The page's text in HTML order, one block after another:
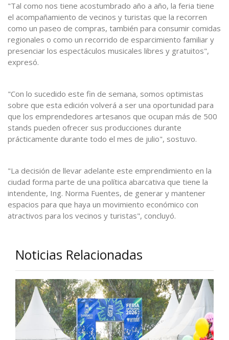
"Tal como nos tiene acostumbrado año a año, la feria tiene
el acompañamiento de vecinos y turistas que la recorren
como un paseo de compras, también para consumir comidas
regionales o como un recorrido de esparcimiento familiar y
presenciar los espectáculos musicales libres y gratuitos",
expresó.
"Con lo sucedido este fin de semana, somos optimistas
sobre que esta edición volverá a ser una oportunidad para
que los emprendedores artesanos que ocupan más de 500
stands pueden ofrecer sus producciones durante
prácticamente durante todo el mes de julio", sostuvo.
"La decisión de llevar adelante este emprendimiento en la
ciudad forma parte de una política abarcativa que tiene la
intendente, Ing. Norma Fuentes, de generar y mantener
espacios para que haya un movimiento económico con
atractivos para los vecinos y turistas", concluyó.
Noticias Relacionadas